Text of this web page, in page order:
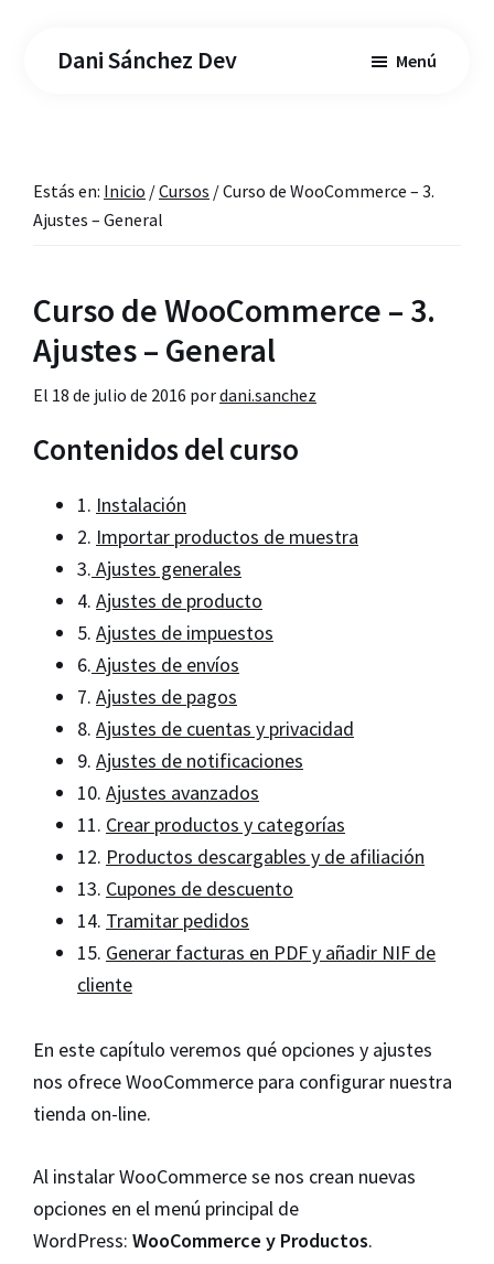
Dani Sánchez Dev Menú
Estás en: Inicio /Cursos /Curso de WooCommerce – 3.
Ajustes – General
Curso de WooCommerce – 3.
Ajustes – General
El 18 de julio de 2016 pordani.sanchez
Contenidos del curso
1. Instalación
2. Importar productos de muestra
3. Ajustes generales
4. Ajustes de producto
5. Ajustes de impuestos
6. Ajustes de envíos
7. Ajustes de pagos
8. Ajustes de cuentas y privacidad
9. Ajustes de notificaciones
10. Ajustes avanzados
11. Crear productos y categorías
12. Productos descargables y de afiliación
13. Cupones de descuento
14. Tramitar pedidos
15. Generar facturas en PDF y añadir NIF de
cliente
En este capítulo veremos qué opciones y ajustes
nos ofrece WooCommerce para configurar nuestra
tienda on-line.
Al instalar WooCommerce se nos crean nuevas
opciones en el menú principal de
WordPress: WooCommerce y Productos.